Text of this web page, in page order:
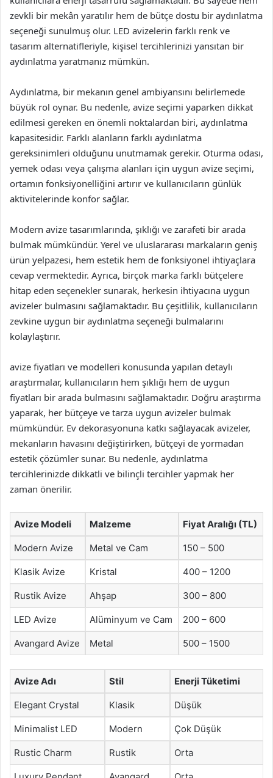
zevkli bir mekân yaratılır hem de bütçe dostu bir aydınlatma
seçeneği sunulmuş olur. LED avizelerin farklı renk ve
tasarım alternatifleriyle, kişisel tercihlerinizi yansıtan bir
aydınlatma yaratmanız mümkün.
Aydınlatma, bir mekanın genel ambiyansını belirlemede
büyük rol oynar. Bu nedenle, avize seçimi yaparken dikkat
edilmesi gereken en önemli noktalardan biri, aydınlatma
kapasitesidir. Farklı alanların farklı aydınlatma
gereksinimleri olduğunu unutmamak gerekir. Oturma odası,
yemek odası veya çalışma alanları için uygun avize seçimi,
ortamın fonksiyonelliğini artırır ve kullanıcıların günlük
aktivitelerinde konfor sağlar.
Modern avize tasarımlarında, şıklığı ve zarafeti bir arada
bulmak mümkündür. Yerel ve uluslararası markaların geniş
ürün yelpazesi, hem estetik hem de fonksiyonel ihtiyaçlara
cevap vermektedir. Ayrıca, birçok marka farklı bütçelere
hitap eden seçenekler sunarak, herkesin ihtiyacına uygun
avizeler bulmasını sağlamaktadır. Bu çeşitlilik, kullanıcıların
zevkine uygun bir aydınlatma seçeneği bulmalarını
kolaylaştırır.
avize fiyatları ve modelleri konusunda yapılan detaylı
araştırmalar, kullanıcıların hem şıklığı hem de uygun
fiyatları bir arada bulmasını sağlamaktadır. Doğru araştırma
yaparak, her bütçeye ve tarza uygun avizeler bulmak
mümkündür. Ev dekorasyonuna katkı sağlayacak avizeler,
mekanların havasını değiştirirken, bütçeyi de yormadan
estetik çözümler sunar. Bu nedenle, aydınlatma
tercihlerinizde dikkatli ve bilinçli tercihler yapmak her
zaman önerilir.
Avize Modeli Malzeme Fiyat Aralığı (TL)
Modern Avize Metal ve Cam 150 – 500
Klasik Avize Kristal 400 – 1200
Rustik Avize Ahşap 300 – 800
LED Avize Alüminyum ve Cam 200 – 600
Avangard Avize Metal 500 – 1500
Avize Adı Stil Enerji Tüketimi
Elegant Crystal Klasik Düşük
Minimalist LED Modern Çok Düşük
Rustic Charm Rustik Orta